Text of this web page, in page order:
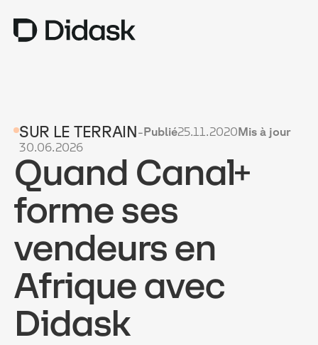
COACHING
NEW
USAGES
POURQUOI DIDASK ?
TARIFS
RESSOURCES
OBTENIR UNE DÉMO
SUR LE TERRAIN-Publié25.11.2020Mis à jour
30.06.2026
Quand Canal+
forme ses
vendeurs en
Afrique avec
Didask